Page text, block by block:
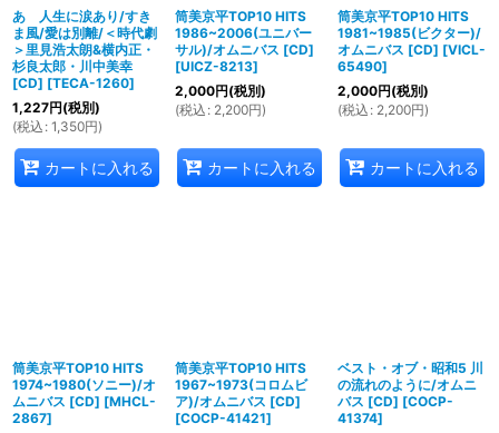
あゝ人生に涙あり/すき
ま風/愛は別離/＜時代劇
＞里見浩太朗&横内正・
杉良太郎・川中美幸
[CD] [TECA-1260]
1,227円(税別)
(税込 : 1,350円)
カートに入れる
筒美京平TOP10 HITS
1986~2006(ユニバー
サル)/オムニバス [CD]
[UICZ-8213]
2,000円(税別)
(税込 : 2,200円)
カートに入れる
筒美京平TOP10 HITS
1981~1985(ビクター)/
オムニバス [CD] [VICL-
65490]
2,000円(税別)
(税込 : 2,200円)
カートに入れる
筒美京平TOP10 HITS
1974~1980(ソニー)/オ
ムニバス [CD] [MHCL-
2867]
筒美京平TOP10 HITS
1967~1973(コロムビ
ア)/オムニバス [CD]
[COCP-41421]
ベスト・オブ・昭和5 川
の流れのように/オムニ
バス [CD] [COCP-
41374]